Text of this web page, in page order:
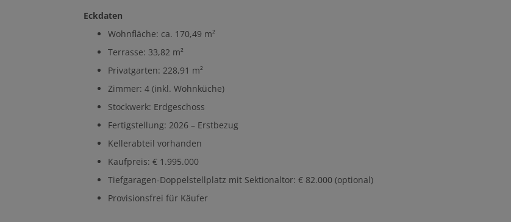
Eckdaten
Wohnfläche: ca. 170,49 m²
Terrasse: 33,82 m²
Privatgarten: 228,91 m²
Zimmer: 4 (inkl. Wohnküche)
Stockwerk: Erdgeschoss
Fertigstellung: 2026 – Erstbezug
Kellerabteil vorhanden
Kaufpreis: € 1.995.000
Tiefgaragen-Doppelstellplatz mit Sektionaltor: € 82.000 (optional)
Provisionsfrei für Käufer